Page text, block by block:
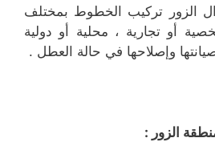
الزور تركيب الخطوط بمختلف
أو تجارية ، محلية أو دولية
وإصلاحها في حالة العطل .
الزور :